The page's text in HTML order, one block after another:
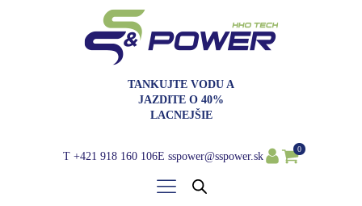
TANKUJTE VODU A
JAZDITE O 40%
LACNEJŠIE
T +421 918 160 106E sspower@sspower.sk
0